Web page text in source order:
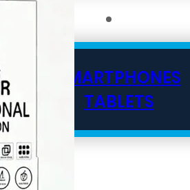
SMARTPHONES
TABLETS